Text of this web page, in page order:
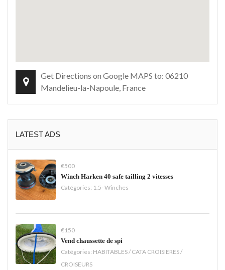
Get Directions on Google MAPS to: 06210
Mandelieu-la-Napoule, France
LATEST ADS
€500
Winch Harken 40 safe tailling 2 vitesses
Catégories: 1.5- Winches
€150
Vend chaussette de spi
Catégories: HABITABLES / CATA CROISIERES /
CROISEURS